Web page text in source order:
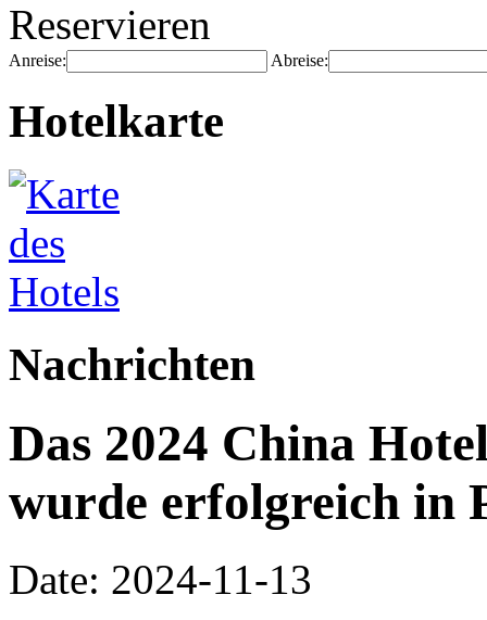
Reservieren
Anreise: Abreise:
Hotelkarte
Nachrichten
Das 2024 China
wurde erfolgreich in
Date: 2024-11-13